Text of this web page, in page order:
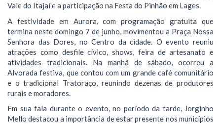
Vale do Itajaí e a participação na Festa do Pinhão em Lages.
​A festividade em Aurora, com programação gratuita que
termina neste domingo 7 de junho, movimentou a Praça Nossa
Senhora das Dores, no Centro da cidade. O evento reuniu
atrações como desfile cívico, shows, feira de artesanato e
atividades tradicionais. Na manhã de sábado, ocorreu a
Alvorada festiva, que contou com um grande café comunitário
e o tradicional Tratoraço, reunindo dezenas de produtores
rurais e moradores.
​Em sua fala durante o evento, no período da tarde, Jorginho
Mello destacou a importância de estar presente nos municípios